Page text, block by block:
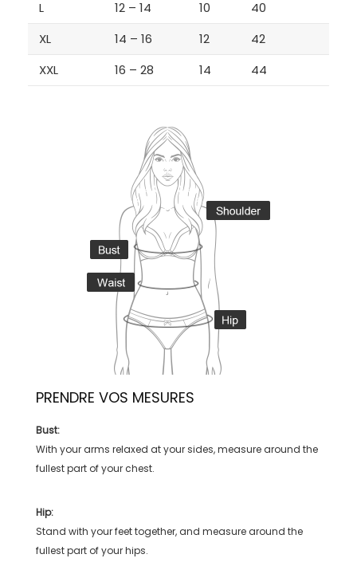
L
12 – 14 10
40
XL
14 – 16 12
42
XXL
16 – 28 14 44
PRENDRE VOS MESURES
Bust:
With your arms relaxed at your sides, measure around the
fullest part of your chest.
Hip:
Stand with your feet together, and measure around the
fullest part of your hips.